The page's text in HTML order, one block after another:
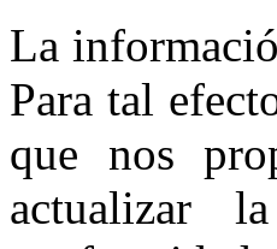
La
Para tal
que nos
actualizar